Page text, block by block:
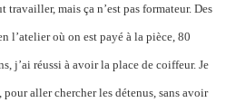
mais ça n’est pas formateur. Des
l’atelier où on est payé à la pièce, 80
j’ai réussi à avoir la place de coiffeur. Je
aller chercher les détenus, sans avoir